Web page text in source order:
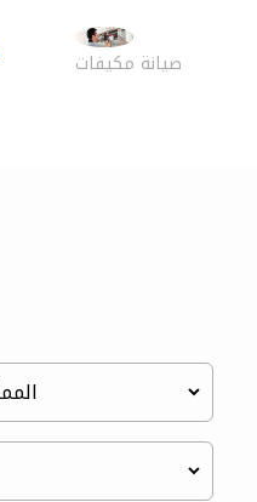
صيانة مكيفات